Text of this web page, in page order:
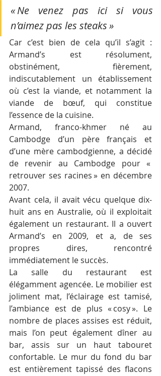
« Ne venez pas ici si vous
n’aimez pas les steaks »
Car c’est bien de cela qu’il s’agit :
Armand’s est résolument,
obstinément, fièrement,
indiscutablement un établissement
où c’est la viande, et notamment la
viande de bœuf, qui constitue
l’essence de la cuisine.
Armand, franco-khmer né au
Cambodge d’un père français et
d’une mère cambodgienne, a décidé
de revenir au Cambodge pour «
retrouver ses racines » en décembre
2007.
Avant cela, il avait vécu quelque dix-
huit ans en Australie, où il exploitait
également un restaurant. Il a ouvert
Armand’s en 2009, et a, de ses
propres dires, rencontré
immédiatement le succès.
La salle du restaurant est
élégamment agencée. Le mobilier est
joliment mat, l’éclairage est tamisé,
l’ambiance est de plus « cosy ». Le
nombre de places assises est réduit,
mais l’on peut également dîner au
bar, assis sur un haut tabouret
confortable. Le mur du fond du bar
est entièrement tapissé des flacons